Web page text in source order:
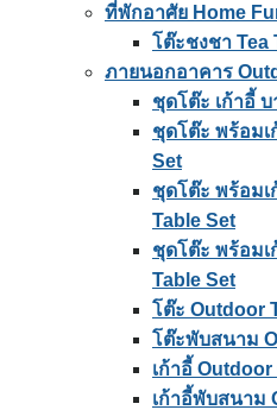
ที่พักอาศัย Home
โต๊ะชงชา Tea
ภายนอกอาคาร
ชุดโต๊ะ เก้าอี้
ชุดโต๊ะ พร้อมเ
Set
ชุดโต๊ะ พร้อม
Table Set
ชุดโต๊ะ พร้อมเ
Table Set
โต๊ะ Outdoor
โต๊ะพับสนาม
เก้าอี้
เก้าอี้พับสนาม